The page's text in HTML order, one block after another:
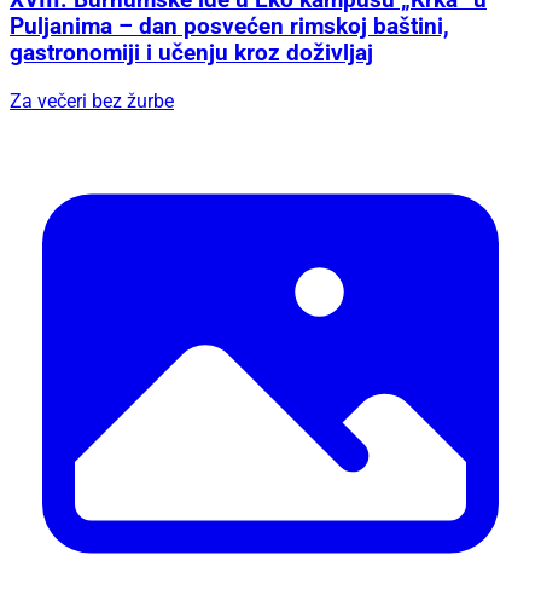
Puljanima – dan posvećen rimskoj baštini,
gastronomiji i učenju kroz doživljaj
Za večeri bez žurbe